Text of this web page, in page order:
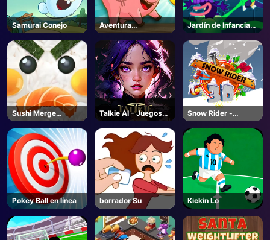
Samurai Conejo
Aventura
Piggybank
Jardín de Infancia
Alien
Sushi Merge
Master
Talkie AI - Juegos
Unblocked
Snow Rider -
Unblocked Juegos
Online
Pokey Ball en línea borrador Su Kickin Lo